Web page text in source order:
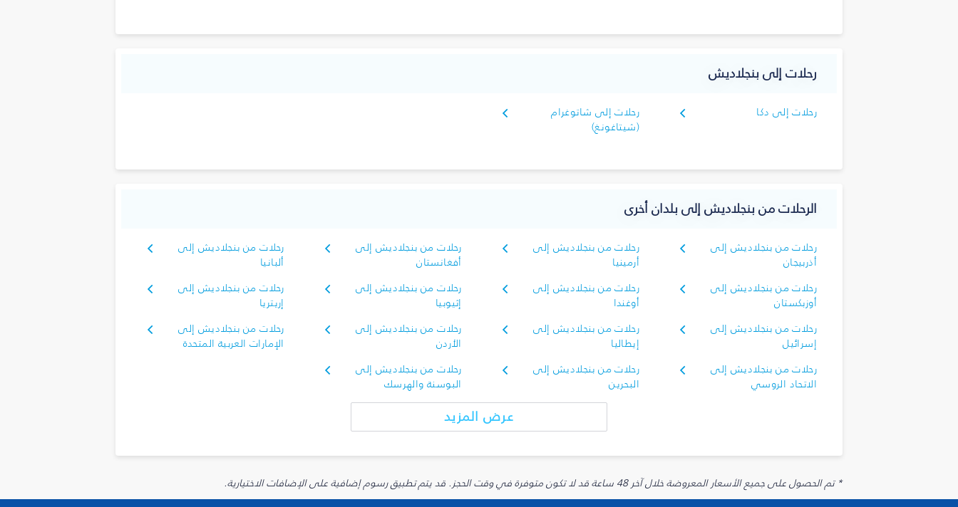
رحلات إلى بنجلاديش
رحلات إلى دكا
رحلات إلى شاتوغرام
(شيتاغونغ)
الرحلات من بنجلاديش إلى بلدان أخرى
رحلات من بنجلاديش إلى
أذربيجان
رحلات من بنجلاديش إلى
أرمينيا
رحلات من بنجلاديش إلى
أفغانستان
رحلات من بنجلاديش إلى
ألبانيا
رحلات من بنجلاديش إلى
أوزبكستان
رحلات من بنجلاديش إلى
أوغندا
رحلات من بنجلاديش إلى
إثيوبيا
رحلات من بنجلاديش إلى
إريتريا
رحلات من بنجلاديش إلى
إسرائيل
رحلات من بنجلاديش إلى
إيطاليا
رحلات من بنجلاديش إلى
الأردن
رحلات من بنجلاديش إلى
الإمارات العربية المتحدة
رحلات من بنجلاديش إلى
الاتحاد الروسي
رحلات من بنجلاديش إلى
البحرين
رحلات من بنجلاديش إلى
البوسنة والهرسك
عرض المزيد
* تم الحصول على جميع الأسعار المعروضة خلال آخر 48 ساعة قد لا تكون متوفرة في وقت الحجز. قد يتم تطبيق رسوم إضافية على الإضافات الاختيارية.